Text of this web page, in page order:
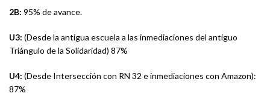
2B: 95% de avance.
U3: (Desde la antigua escuela a las inmediaciones del antiguo
Triángulo de la Solidaridad) 87%
U4: (Desde Intersección con RN 32 e inmediaciones con Amazon):
87%